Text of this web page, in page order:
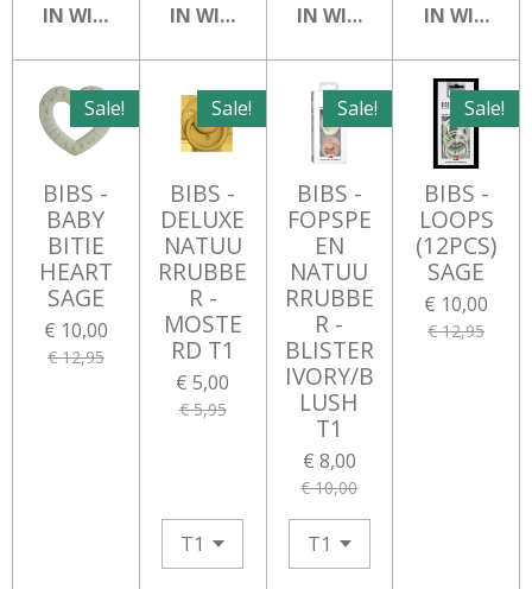
IN WINKELWAGENIN WINKELWAGENIN WINKELWAGEN
IN
Sale!
BIBS -
BABY
BITIE
HEART
SAGE
€ 10,00
€ 12,95
Sale!
BIBS -
DELUXE
NATUU
RRUBBE
R -
MOSTE
RD T1
€ 5,00
€ 5,95
Sale!
BIBS -
FOPSPE
EN
NATUU
RRUBBE
R -
BLISTER
IVORY/B
LUSH
T1
€ 8,00
€ 10,00
Sale!
BIBS -
LOOPS
(12PCS)
SAGE
€ 10,00
€ 12,95